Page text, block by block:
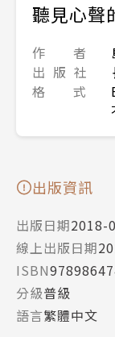
聽見心聲
作 者
出 版 社
格 式
出版資訊
出版日期2018-
線上出版日期
ISBN
分級普級
語言繁體中文